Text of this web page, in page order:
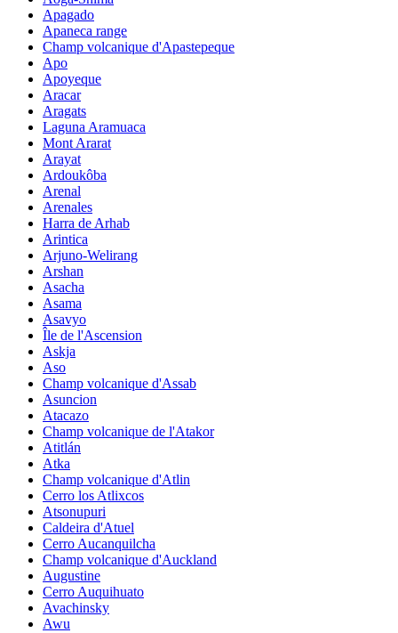
Apagado
Apaneca range
Champ volcanique d'Apastepeque
Apo
Apoyeque
Aracar
Aragats
Laguna Aramuaca
Mont Ararat
Arayat
Ardoukôba
Arenal
Arenales
Harra de Arhab
Arintica
Arjuno-Welirang
Arshan
Asacha
Asama
Asavyo
Île de l'Ascension
Askja
Aso
Champ volcanique d'Assab
Asuncion
Atacazo
Champ volcanique de l'Atakor
Atitlán
Atka
Champ volcanique d'Atlin
Cerro los Atlixcos
Atsonupuri
Caldeira d'Atuel
Cerro Aucanquilcha
Champ volcanique d'Auckland
Augustine
Cerro Auquihuato
Avachinsky
Awu